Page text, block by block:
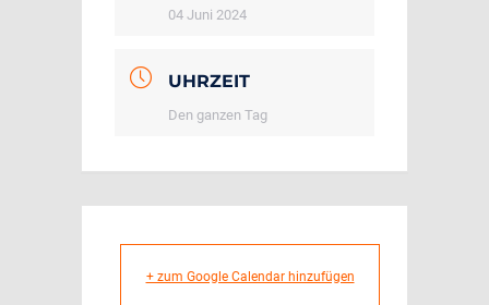
04 Juni 2024
UHRZEIT
Den ganzen Tag
+ zum Google Calendar hinzufügen